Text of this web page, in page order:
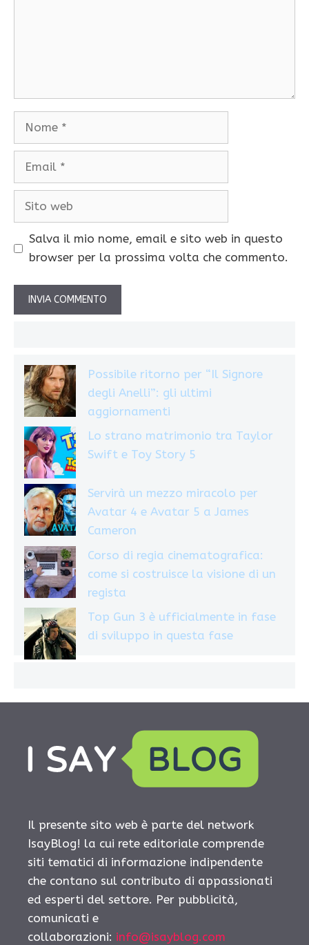
Nome
Email
Sito
Salva il mio nome, email e sito web in questo
browser per la prossima volta che commento.
Possibile ritorno per “Il Signore
degli Anelli”: gli ultimi
aggiornamenti
Lo strano matrimonio tra Taylor
Swift e Toy Story 5
Servirà un mezzo miracolo per
Avatar 4 e Avatar 5 a James
Cameron
Corso di regia cinematografica:
come si costruisce la visione di un
regista
Top Gun 3 è ufficialmente in fase
di sviluppo in questa fase
Il presente sito web è parte del network
IsayBlog! la cui rete editoriale comprende
siti tematici di informazione indipendente
che contano sul contributo di appassionati
ed esperti del settore. Per pubblicità,
comunicati e
collaborazioni: info@isayblog.com